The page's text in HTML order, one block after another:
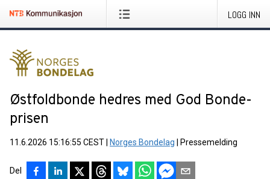
LOGG INN
Østfoldbonde hedres med God Bonde-
prisen
11.6.2026 15:16:55 CEST Norges Bondelag Pressemelding
Del